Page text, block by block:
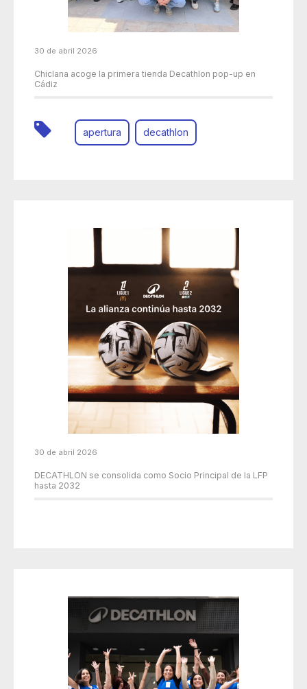
30 de abril 2026
Chiclana acoge la primera tienda Decathlon pop-up en
Cádiz
apertura decathlon
30 de abril 2026
DECATHLON se consolida como Socio Principal de la LFP
hasta 2032